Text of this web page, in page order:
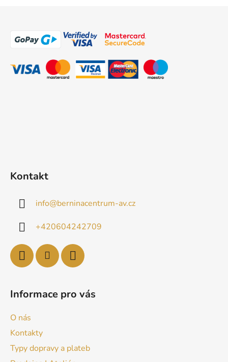
Kontakt
info@berninacentrum-av.cz
+420604242709
Informace pro vás
O nás
Kontakty
Typy dopravy a plateb